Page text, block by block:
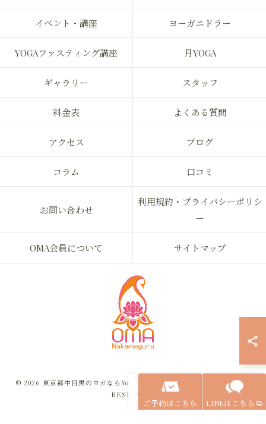
ご予約はこちら LINEはこちら
イベント・講座 ヨーガニドラー
YOGAファスティング講座 月YOGA
ギャラリー スタッフ
料金表 よくある質問
アクセス ブログ
コラム 口コミ
お問い合わせ
利用規約・プライバシーポリシ
ー
OMA会員について サイトマップ
© 2026 東京都中目黒のヨガならYoga & Ayurveda OMA ALL RIGHTS
RESERVED.